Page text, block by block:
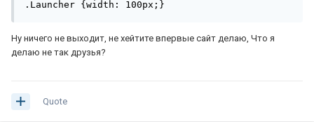
.Launcher {width: 100px;}
Ну ничего не выходит, не хейтите впервые сайт делаю, Что я
делаю не так друзья?
Quote